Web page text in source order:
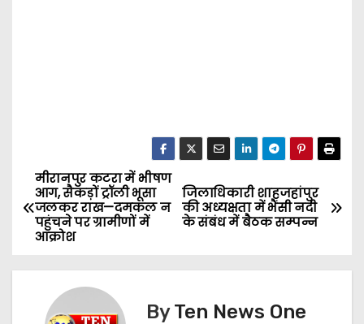
P
o
जिलाधिकारी शाहजहांपुर
की अध्यक्षता में भैंसी नदी
के संबंध में बैठक सम्पन्न
मीरानपुर कटरा में भीषण
आग, सैकड़ों ट्रॉली भूसा
जलकर राख—दमकल न
पहुंचने पर ग्रामीणों में
आक्रोश
ByTen News One